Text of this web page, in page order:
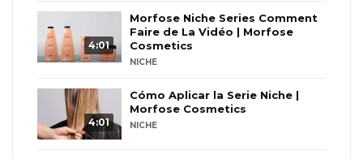
4:01
Morfose Niche Series Comment
Faire de La Vidéo | Morfose
Cosmetics
NICHE
4:01
Cómo Aplicar la Serie Niche |
Morfose Cosmetics
NICHE